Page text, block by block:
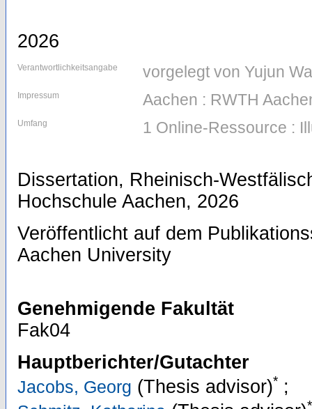
2026
Verantwortlichkeitsangabe vorgelegt von Yujun
Impressum Aachen : RWTH
Umfang 1 Online-Ressource :
Dissertation, Rheinisch-
Hochschule Aachen, 2026
Veröffentlicht auf dem
Aachen University
Genehmigende Fakultät
Fak04
Hauptberichter/Gutachter
Jacobs, Georg (Thesis advisor)* ;
*